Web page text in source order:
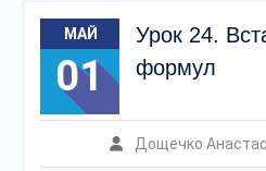
МАЙ
01
Урок 24.
формул
Дощечко